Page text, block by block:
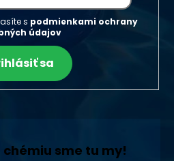
s podmienkami ochrany
údajov
sa
sme tu my!